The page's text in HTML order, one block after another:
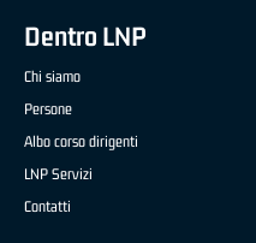
Dentro LNP
Chi siamo
Persone
Albo corso dirigenti
LNP Servizi
Contatti